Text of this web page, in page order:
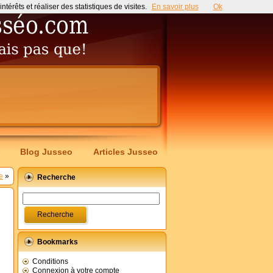
Blog Jusseo Articles Jusseo
» Recherche
Bookmarks
Conditions
Connexion à votre compte
et réaliser des statistiques de visites. En savoir plus Ok